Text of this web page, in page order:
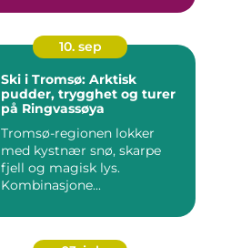
10. sep
Ski i Tromsø: Arktisk
pudder, trygghet og turer
på Ringvassøya
Tromsø-regionen lokker
med kystnær snø, skarpe
fjell og magisk lys.
Kombinasjone...